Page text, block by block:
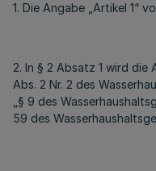
1. Die Angabe „Artikel 1“
2. In § 2 Absatz 1 wird die
Abs. 2 Nr. 2 des
„§ 9 des
59 des